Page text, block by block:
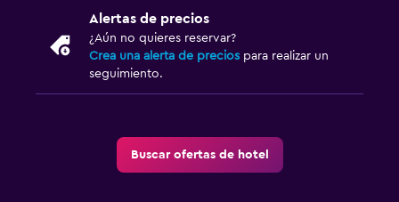
Alertas de precios
¿Aún no quieres reservar?
Crea una alerta de precios para realizar un
seguimiento.
Buscar ofertas de hotel